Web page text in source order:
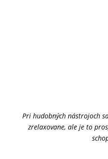
Pri hudobných nástrojoch
zrelaxovane, ale je to